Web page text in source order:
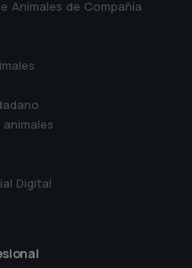
Animales de Compañía
Digital